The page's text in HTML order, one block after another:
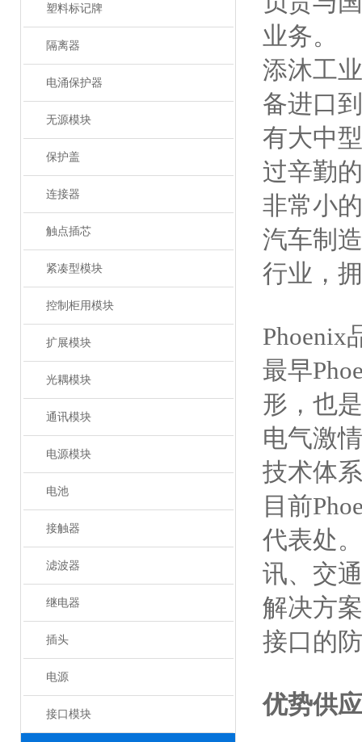
塑料标记牌
隔离器
电涌保护器
无源模块
保护盖
连接器
触点插芯
紧凑型模块
控制柜用模块
扩展模块
光耦模块
通讯模块
电源模块
电池
接触器
滤波器
继电器
插头
电源
接口模块
业务。
添沐工
备进口
有大中
过辛勤
非常小
汽车制
行业，
Phoenix
最早
形，也
电气激
技术体
目前
代表处
讯、交
解决方
接口的
优势供应